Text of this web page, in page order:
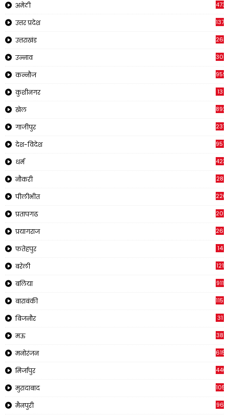
अमेठी
उत्तर प्रदेश 1371
उत्तराखंड
उन्नाव 308
कन्नौज 959
कुशीनगर 13
खेल 892
गाजीपुर 237
देश-विदेश 957
धर्म 423
नौकरी 28
पीलीभीत
प्रतापगढ 2011
प्रयागराज 269
फतेहपुर 14
बरेली 121
बलिया 911
बाराबंकी 1150
बिजनौर 31
मऊ 38
मनोरंजन 615
मिर्जापुर 440
मुरादाबाद 1056
मैनपुरी 96